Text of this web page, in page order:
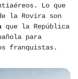
Lo que
la Rovira son
que la República
para
franquistas.